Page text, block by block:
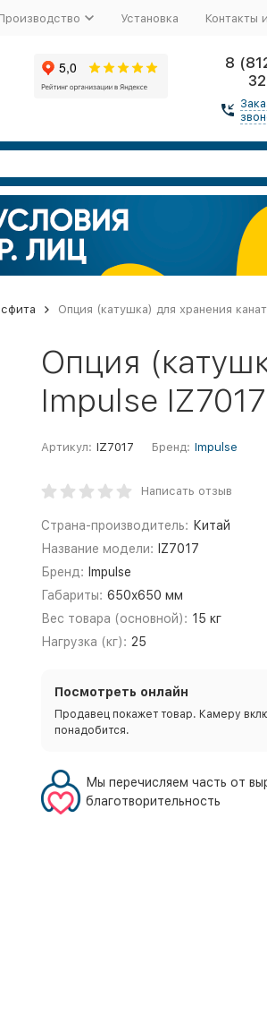
Установка Контакты
8
Опция (катушка) для хранения
Опция
Impulse IZ7017
Артикул: IZ7017 Бренд: Impulse
Написать отзыв
Страна-производитель: Китай
Название модели:
IZ7017
Бренд: Impulse
Габариты: 650x650 мм
Вес товара (основной): 15 кг
Нагрузка (кг): 25
Посмотреть онлайн
Продавец покажет товар. Камеру
понадобится.
Мы перечисляем часть от
благотворительность